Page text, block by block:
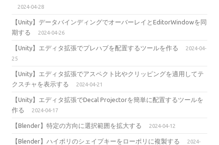
2024-04-28
【Unity】データバインディングでオーバーレイとEditorWindowを同
期する
2024-04-26
【Unity】エディタ拡張でプレハブを配置するツールを作る
2024-04-
25
【Unity】エディタ拡張でアスペクト比やクリッピングを適用してテ
クスチャを表示する
2024-04-21
【Unity】エディタ拡張でDecal Projectorを簡単に配置するツールを
作る
2024-04-17
【Blender】特定の方向に選択範囲を拡大する 2024-04-12
【Blender】ハイポリのシェイプキーをローポリに複製する
2024-